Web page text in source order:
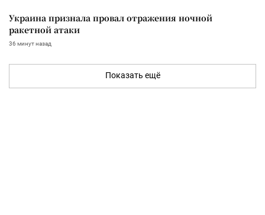
Украина признала провал отражения ночной
ракетной атаки
36 минут назад
Показать ещё